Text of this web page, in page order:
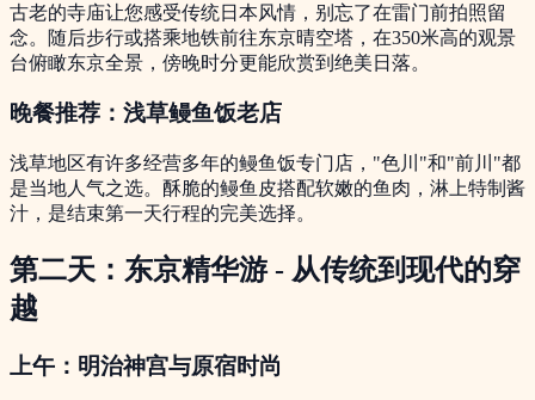
古老的寺庙让您感受传统日本风情，别忘了在雷门前拍照留
念。随后步行或搭乘地铁前往东京晴空塔，在350米高的观景
台俯瞰东京全景，傍晚时分更能欣赏到绝美日落。
晚餐推荐：浅草鳗鱼饭老店
浅草地区有许多经营多年的鳗鱼饭专门店，"色川"和"前川"都
是当地人气之选。酥脆的鳗鱼皮搭配软嫩的鱼肉，淋上特制酱
汁，是结束第一天行程的完美选择。
第二天：东京精华游 - 从传统到现代的穿
越
上午：明治神宫与原宿时尚